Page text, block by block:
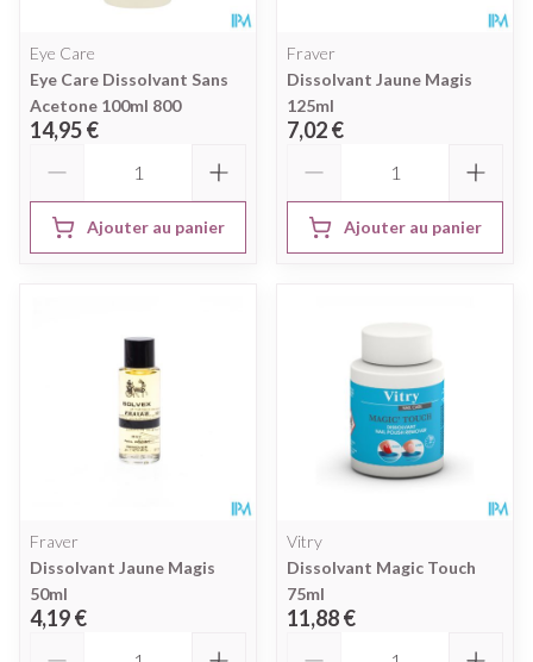
Eye Care
Eye Care Dissolvant Sans
Acetone 100ml 800
14,95 €
Ajouter au panier
Fraver
Dissolvant Jaune Magis
125ml
7,02 €
Ajouter au panier
Fraver
Dissolvant Jaune Magis
50ml
4,19 €
Vitry
Dissolvant Magic Touch
75ml
11,88 €